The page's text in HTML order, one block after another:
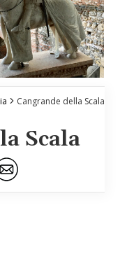
Cangrande della Scala
Scala